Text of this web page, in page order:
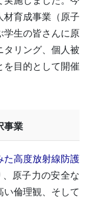
材育成事業（原子
学生の皆さんに原
タリング、個人被
を目的として開催
事業
た高度放射線防護
原子力の安全な
倫理観、そして